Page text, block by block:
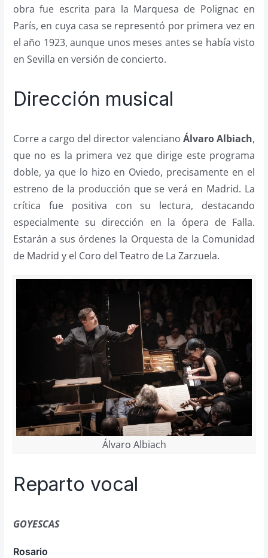
obra fue escrita para la Marquesa de Polignac en
París, en cuya casa se representó por primera vez en
el año 1923, aunque unos meses antes se había visto
en Sevilla en versión de concierto.
Dirección musical
Corre a cargo del director valencianoÁlvaro Albiach,
que no es la primera vez que dirige este programa
doble, ya que lo hizo en Oviedo, precisamente en el
estreno de la producción que se verá en Madrid. La
crítica fue positiva con su lectura, destacando
especialmente su dirección en la ópera de Falla.
Estarán a sus órdenes la Orquesta de la Comunidad
de Madrid y el Coro del Teatro de La Zarzuela.
Álvaro Albiach
Reparto vocal
GOYESCAS
Rosario